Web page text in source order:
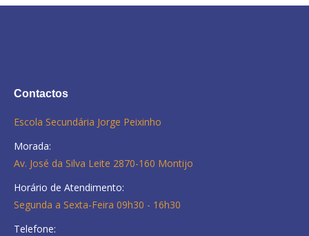
Contactos
Escola Secundária Jorge Peixinho
Morada:
Av. José da Silva Leite 2870-160 Montijo
Horário de Atendimento:
Segunda a Sexta-Feira 09h30 - 16h30
Telefone: